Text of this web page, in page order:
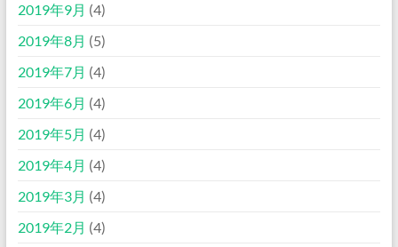
2019年9月 (4)
2019年8月 (5)
2019年7月 (4)
2019年6月 (4)
2019年5月 (4)
2019年4月 (4)
2019年3月 (4)
2019年2月 (4)